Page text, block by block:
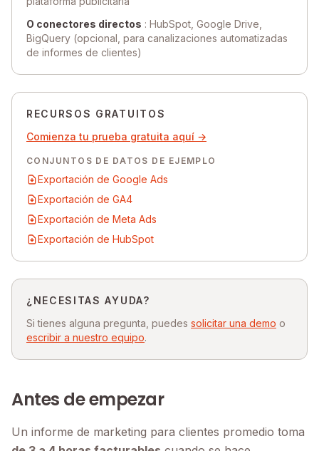
O conectores directos : HubSpot, Google Drive,
BigQuery (opcional, para canalizaciones automatizadas
de informes de clientes)
RECURSOS GRATUITOS
Comienza tu prueba gratuita aquí →
CONJUNTOS DE DATOS DE EJEMPLO
Exportación de Google Ads
Exportación de GA4
Exportación de Meta Ads
Exportación de HubSpot
¿NECESITAS AYUDA?
Si tienes alguna pregunta, puedes solicitar una demo o
escribir a nuestro equipo.
Antes de empezar
Un informe de marketing para clientes promedio toma